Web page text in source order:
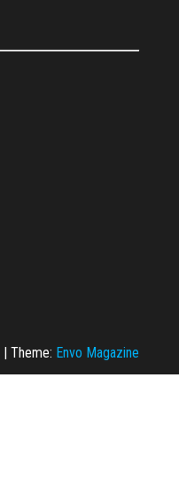
| Theme: Envo Magazine